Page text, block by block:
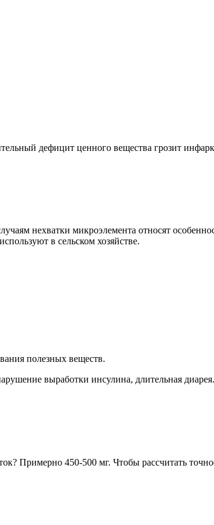
дефицит ценного вещества грозит
нехватки микроэлемента относят
в сельском хозяйстве.
полезных веществ.
выработки инсулина, длительная
Примерно 450-500 мг. Чтобы рассчитать